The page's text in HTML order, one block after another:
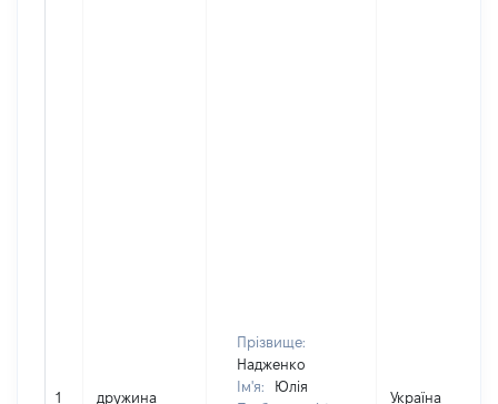
1 дружина
Прізвище:
Надженко
Ім'я:
Юлія
Україна